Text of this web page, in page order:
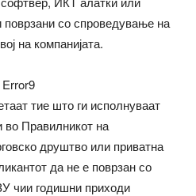
со спроведување на
на компанијата.
Error9
тие што ги исполнуваат
во Правилникот на
друштво или приватна
да не е поврзан со
чии годишни приходи